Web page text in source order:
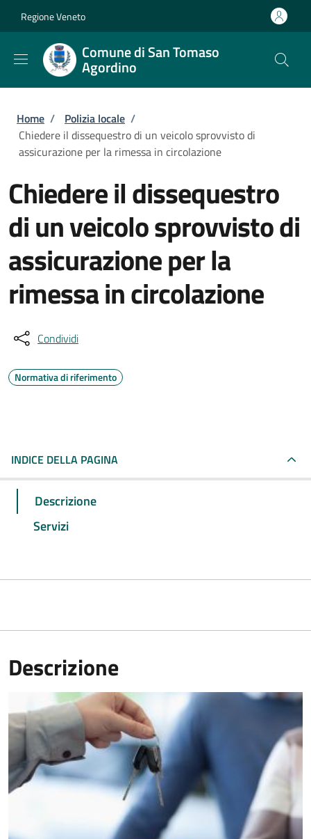
Regione Veneto
Comune di San Tomaso
Agordino
Briciole di pane
Home / Polizia locale /
Chiedere il dissequestro di un veicolo sprovvisto di
assicurazione per la rimessa in circolazione
Chiedere il dissequestro
di un veicolo sprovvisto di
assicurazione per la
rimessa in circolazione
Condividi
Normativa di riferimento
INDICE DELLA PAGINA
Descrizione
Servizi
Descrizione